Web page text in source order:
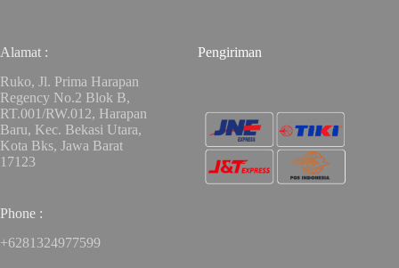
Alamat :
Ruko, Jl. Prima Harapan
Regency No.2 Blok B,
RT.001/RW.012, Harapan
Baru, Kec. Bekasi Utara,
Kota Bks, Jawa Barat
17123
Phone :
+6281324977599
Pengiriman